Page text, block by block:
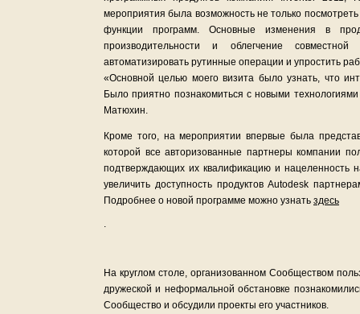
мероприятия была возможность не только
функции программ. Основные изменения в
производительности и облегчение
автоматизировать рутинные операции и упростить
«Основной целью моего визита было узнать, что
Было приятно познакомиться с новыми
Матюхин.
Кроме того, на мероприятии впервые была
которой все авторизованные партнеры компании
подтверждающих их квалификацию и нацеленность
увеличить доступность продуктов Autodesk
Подробнее о новой программе можно узнать здесь
.
На круглом столе, организованном Сообществом
дружеской и неформальной обстановке
Сообщество и обсудили проекты его участников.